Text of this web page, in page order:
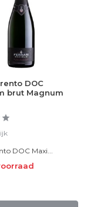
DOC
brut Magnum
DOC Maxi...